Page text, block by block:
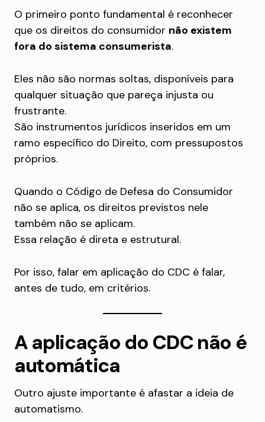
O primeiro ponto fundamental é reconhecer
que os direitos do consumidor não existem
fora do sistema consumerista.
Eles não são normas soltas, disponíveis para
qualquer situação que pareça injusta ou
frustrante.
São instrumentos jurídicos inseridos em um
ramo específico do Direito, com pressupostos
próprios.
Quando o Código de Defesa do Consumidor
não se aplica, os direitos previstos nele
também não se aplicam.
Essa relação é direta e estrutural.
Por isso, falar em aplicação do CDC é falar,
antes de tudo, em critérios.
A aplicação do CDC não é
automática
Outro ajuste importante é afastar a ideia de
automatismo.